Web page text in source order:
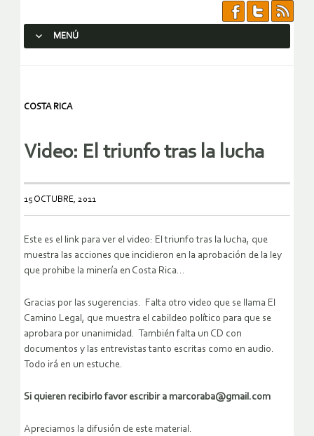
MENÚ
COSTA RICA
Video: El triunfo tras la lucha
15 OCTUBRE, 2011
Este es el link para ver el video: El triunfo tras la lucha, que
muestra las acciones que incidieron en la aprobación de la ley
que prohibe la minería en Costa Rica…
Gracias por las sugerencias. Falta otro video que se llama El
Camino Legal, que muestra el cabildeo político para que se
aprobara por unanimidad. También falta un CD con
documentos y las entrevistas tanto escritas como en audio.
Todo irá en un estuche.
Si quieren recibirlo favor escribir a marcoraba@gmail.com
Apreciamos la difusión de este material.